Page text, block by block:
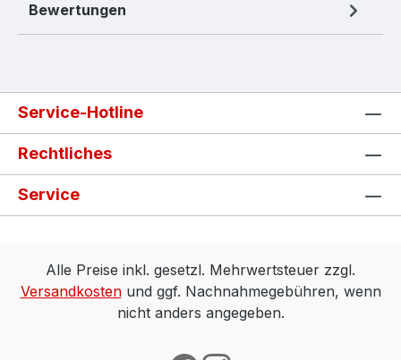
Bewertungen
Service-Hotline
Rechtliches
Service
Alle Preise inkl. gesetzl. Mehrwertsteuer zzgl.
Versandkostenund ggf. Nachnahmegebühren, wenn
nicht anders angegeben.